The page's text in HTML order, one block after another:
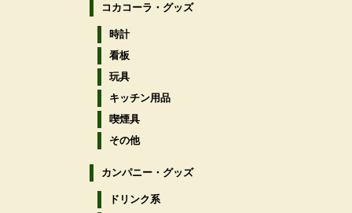
コカコーラ・グッズ
時計
看板
玩具
キッチン用品
喫煙具
その他
カンパニー・グッズ
ドリンク系